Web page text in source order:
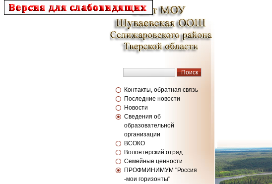
Контакты, обратная связь
Последние новости
Новости
Сведения об
образовательной
организации
ВСОКО
Волонтерский отряд
Семейные ценности
ПРОФМИНИМУМ "Россия
-мои горизонты"